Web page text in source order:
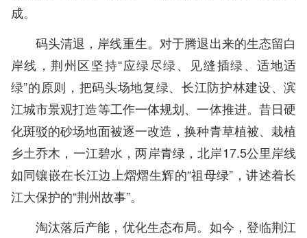
成。
码头清退，岸线重生。对于腾退出来的生态留白
岸线，荆州区坚持“应绿尽绿、见缝插绿、适地适
绿”的原则，把码头场地复绿、长江防护林建设、滨
江城市景观打造等工作一体规划、一体推进。昔日硬
化斑驳的砂场地面被逐一改造，换种青草植被、栽植
乡土乔木，一江碧水，两岸青绿，北岸17.5公里岸线
如同镶嵌在长江边上熠熠生辉的“祖母绿”，讲述着长
江大保护的“荆州故事”。
淘汰落后产能，优化生态布局。如今，登临荆江